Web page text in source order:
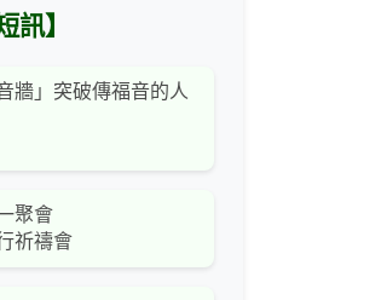
訊】
牆」突破傳福音的人
聚會
祈禱會